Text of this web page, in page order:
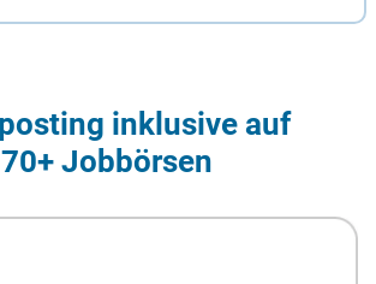
inklusive auf
70+ Jobbörsen